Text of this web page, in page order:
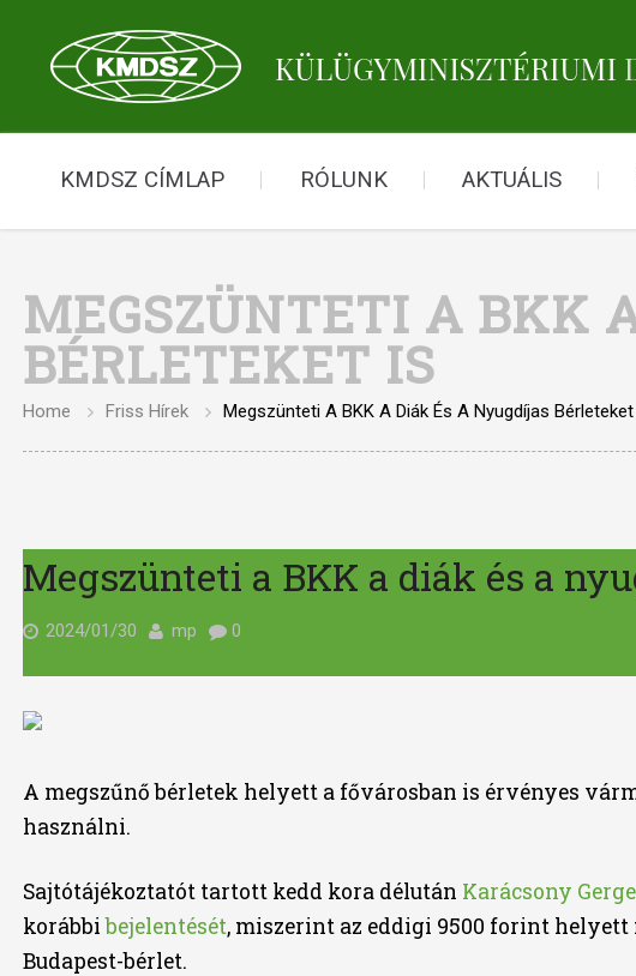
KMDSZ CÍMLAP RÓLUNK AKTUÁLIS
MEGSZÜNTETI A BKK
BÉRLETEKET IS
Home Friss Hírek Megszünteti A BKK A Diák És A Nyugdíjas
Megszünteti a BKK a diák és a
2024/01/30 mp 0
A megszűnő bérletek helyett a fővárosban is érvényes
használni.
Sajtótájékoztatót tartott kedd kora délután Karácsony
korábbibejelentését, miszerint az eddigi 9500 forint helyett
Budapest-bérlet.